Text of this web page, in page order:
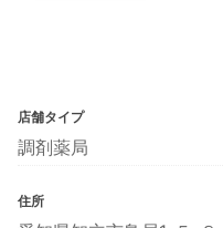
店舗タイプ
調剤薬局
住所